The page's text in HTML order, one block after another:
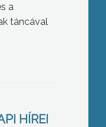
a
táncával
HÍREI